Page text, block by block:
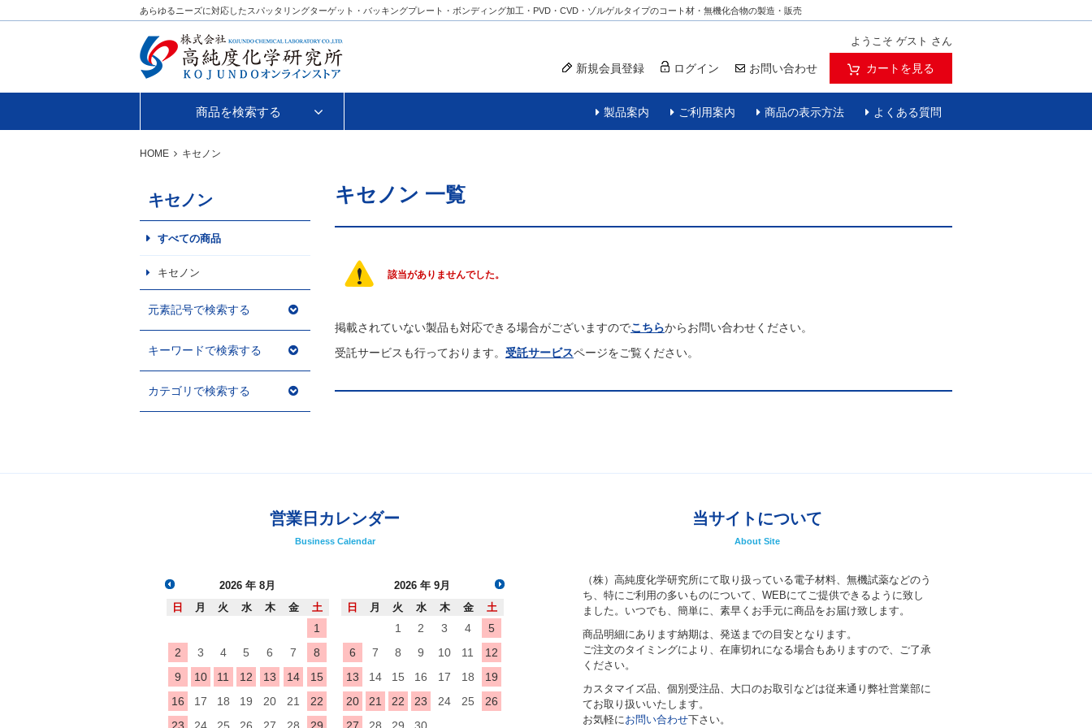
あらゆるニーズに対応したスパッタリングターゲット・バッキングプレート・ボンディング加工・PVD・CVD・ゾルゲルタイプのコート材・無機化合物の製造・販売
ようこそ ゲスト さん
新規会員登録 ログイン お問い合わせ カートを見る
商品を検索する 製品案内 ご利用案内 商品の表示方法 よくある質問
HOME キセノン
キセノン
すべての商品
キセノン
元素記号で検索する
キーワードで検索する
カテゴリで検索する
キセノン 一覧
該当がありませんでした。
掲載されていない製品も対応できる場合がございますのでこちらからお問い合わせください。
受託サービスも行っております。 受託サービスページをご覧ください。
当サイトについて
About Site
（株）高純度化学研究所にて取り扱っている電子材料、無機試薬などのう
ち、特にご利用の多いものについて、WEBにてご提供できるように致し
ました。いつでも、簡単に、素早くお手元に商品をお届け致します。
商品明細にあります納期は、発送までの目安となります。
ご注文のタイミングにより、在庫切れになる場合もありますので、ご了承
ください。
カスタマイズ品、個別受注品、大口のお取引などは従来通り弊社営業部に
てお取り扱いいたします。
お気軽にお問い合わせ下さい。
営業日カレンダー
Business Calendar
2026 年 8月
日
月 火 水 木 金 土
1
2
3 4 5 6 7
8
9
10 11 12 13 14
15
16
17 18 19 20 21
22
23
24 25 26 27 28 29
2026 年 9月
日
月 火 水 木 金 土
1 2 3 4
5
6
7 8 9 10 11
12
13
14 15 16 17 18
19
20
21 22 23 24 25
26
27
28 29 30